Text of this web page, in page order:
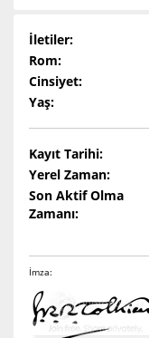
İletiler:
Rom:
Cinsiyet:
Yaş:
Kayıt Tarihi:
Yerel Zaman:
Son Aktif Olma
Zamanı:
İmza: